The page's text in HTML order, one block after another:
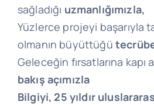
sağladığı uzmanlığımızla,
Yüzlerce projeyi başarıyla
olmanın büyüttüğü
Geleceğin fırsatlarına kapı
bakış açımızla
Bilgiyi, 25 yıldır